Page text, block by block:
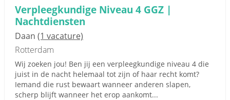
Verpleegkundige Niveau 4 GGZ |
Nachtdiensten
Daan (1 vacature)
Rotterdam
Wij zoeken jou! Ben jij een verpleegkundige niveau 4 die
juist in de nacht helemaal tot zijn of haar recht komt?
Iemand die rust bewaart wanneer anderen slapen,
scherp blijft wanneer het erop aankomt...